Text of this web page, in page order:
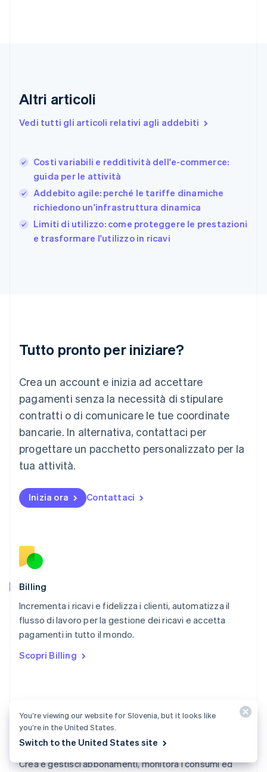
Altri articoli
Vedi tutti gli articoli relativi agli addebiti
Costi variabili e redditività dell'e-commerce:
guida per le attività
Addebito agile: perché le tariffe dinamiche
richiedono un'infrastruttura dinamica
Limiti di utilizzo: come proteggere le prestazioni
e trasformare l'utilizzo in ricavi
Tutto pronto per iniziare?
Crea un account e inizia ad accettare
pagamenti senza la necessità di stipulare
contratti o di comunicare le tue coordinate
bancarie. In alternativa, contattaci per
progettare un pacchetto personalizzato per la
tua attività.
Inizia ora Contattaci
Billing
Incrementa i ricavi e fidelizza i clienti, automatizza il
flusso di lavoro per la gestione dei ricavi e accetta
pagamenti in tutto il mondo.
Scopri Billing
Documentazione di Billing
Crea e gestisci abbonamenti, monitora i consumi ed
EnglishSvenska
FrançaisEnglish
Giappone
日本語English
English
Grecia
English
India
Lituania
Lussemburgo
Deutsch English
Malaysia
English 简体中文
Malta
Messico
EspañolEnglish
English
Nuova Zelanda
English
Portogallo
Português
English简体中文
Regno Unito
English
English
Slovacchia
English
Slovenia
Spagna
You’re viewing our website for Slovenia, but it looks like
you’re in the United States.
Switch to the United States site